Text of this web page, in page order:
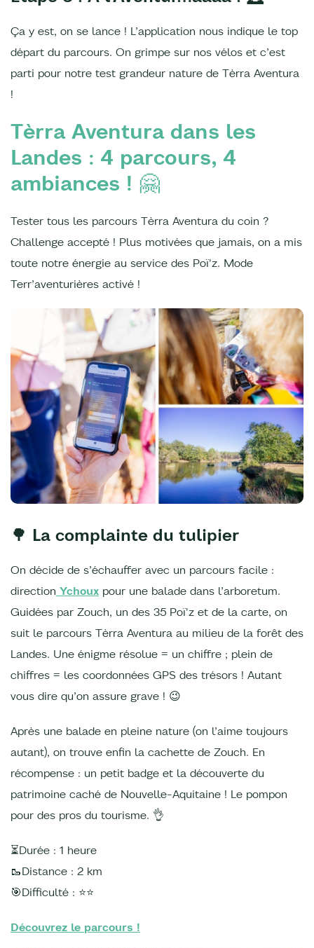
Ça y est, on se lance ! L’application nous indique le top
départ du parcours. On grimpe sur nos vélos et c’est
parti pour notre test grandeur nature de Tèrra Aventura
!
Tèrra Aventura dans les
Landes : 4 parcours, 4
ambiances ! 🤗
Tester tous les parcours Tèrra Aventura du coin ?
Challenge accepté ! Plus motivées que jamais, on a mis
toute notre énergie au service des Poï'z. Mode
Terr’aventurières activé !
🌳 La complainte du tulipier
On décide de s’échauffer avec un parcours facile :
direction Ychoux pour une balade dans l’arboretum.
Guidées par Zouch, un des 35 Poï'z et de la carte, on
suit le parcours Tèrra Aventura au milieu de la forêt des
Landes. Une énigme résolue = un chiffre ; plein de
chiffres = les coordonnées GPS des trésors ! Autant
vous dire qu’on assure grave ! 😉
Après une balade en pleine nature (on l’aime toujours
autant), on trouve enfin la cachette de Zouch. En
récompense : un petit badge et la découverte du
patrimoine caché de Nouvelle-Aquitaine ! Le pompon
pour des pros du tourisme. 👌
⏳Durée : 1 heure
🥾Distance : 2 km
🎯Difficulté : ⭐️⭐️
Découvrez le parcours !